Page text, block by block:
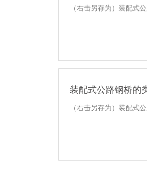
（右击另存为）装配式
装配式公路钢桥的
（右击另存为）装配式